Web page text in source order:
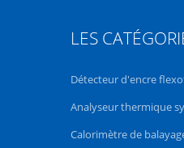
LES
Détecteur d'encre